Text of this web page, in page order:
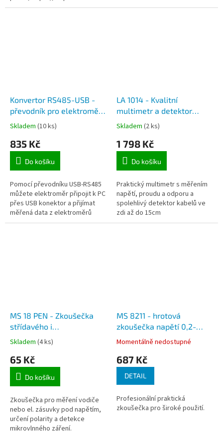
veličiny (frekvenci) a testování
Konvertor RS485-USB -
převodník pro elektroměry
WE 504, WE 506 pro
připojení k PC
Skladem (10 ks)
835 Kč
Do košíku
Pomocí převodníku USB-RS485
můžete elektroměr připojit k PC
přes USB konektor a přijímat
měřená data z elektroměrů
vybaveným výstupem RS-485.
LA 1014 - Kvalitní
multimetr a detektor
kabelů ve zdi
Skladem (2 ks)
1 798 Kč
Do košíku
Praktický multimetr s měřením
napětí, proudu a odporu a
spolehlivý detektor kabelů ve
zdi až do 15cm
MS 18 PEN - Zkoušečka
střídavého i
stejnosměrného napětí 12-
Skladem (4 ks)
65 Kč
Do košíku
Zkoušečka pro měření vodiče
nebo el. zásuvky pod napětím,
určení polarity a detekce
mikrovlnného záření.
MS 8211 - hrotová
zkoušečka napětí 0,2-
600V, osvětlení hrotu
Momentálně nedostupné
687 Kč
DETAIL
Profesionální praktická
zkoušečka pro široké použití.